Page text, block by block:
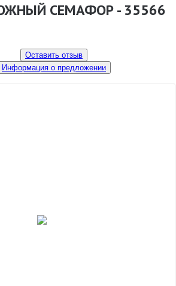
СЕМАФОР - 35566
Оставить отзыв
Информация о предложении